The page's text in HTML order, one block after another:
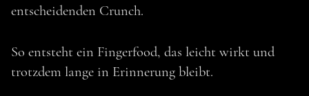
entscheidenden Crunch.
So entsteht ein Fingerfood, das leicht wirkt und
trotzdem lange in Erinnerung bleibt.